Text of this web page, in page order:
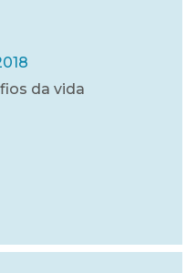
da vida